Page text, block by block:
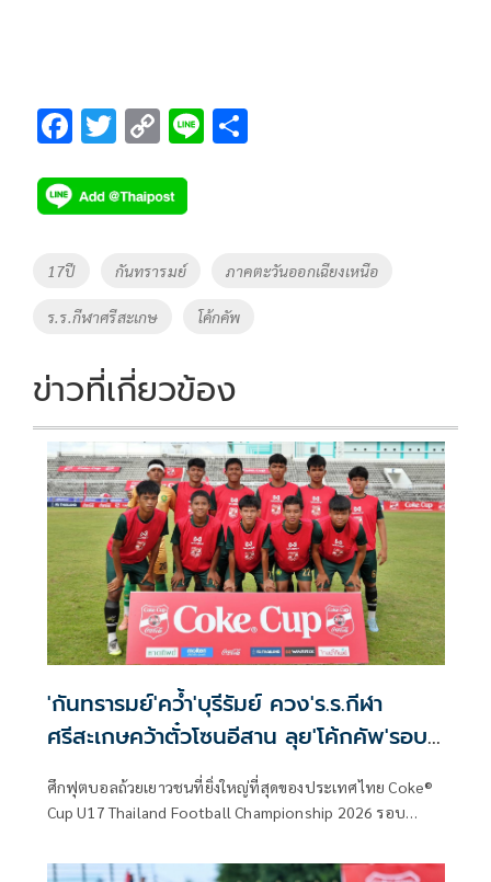
F
e
b
o
o
k
T
tt
er
C
p
y
Li
Li
Tags
17ปี กันทรารมย์ ภาคตะวันออกเฉียงเหนือ
ร.ร.กีฬาศรีสะเกษ โค้กคัพ
ข่าวที่เกี่ยวข้อง
'กันทรารมย์'คว้ำ'บุรีรัมย์ ควง'ร.ร.กีฬา
ศรีสะเกษคว้าตั๋วโซนอีสาน ลุย'โค้กคัพ'รอบ
ศึกฟุตบอลถ้วยเยาวชนที่ยิ่งใหญ่ที่สุดของประเทศไทย Coke®
Cup U17 Thailand Football Championship 2026 รอบ
ประเทศไทย เดินหน้าแข่งขันวันที่ 5 ที่เป็นเกมตัดสินในการชิง